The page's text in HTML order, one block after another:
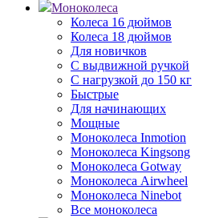
Моноколеса
Колеса 16 дюймов
Колеса 18 дюймов
Для новичков
С выдвижной ручкой
С нагрузкой до 150 кг
Быстрые
Для начинающих
Мощные
Моноколеса Inmotion
Моноколеса Kingsong
Моноколеса Gotway
Моноколеса Airwheel
Моноколеса Ninebot
Все моноколеса